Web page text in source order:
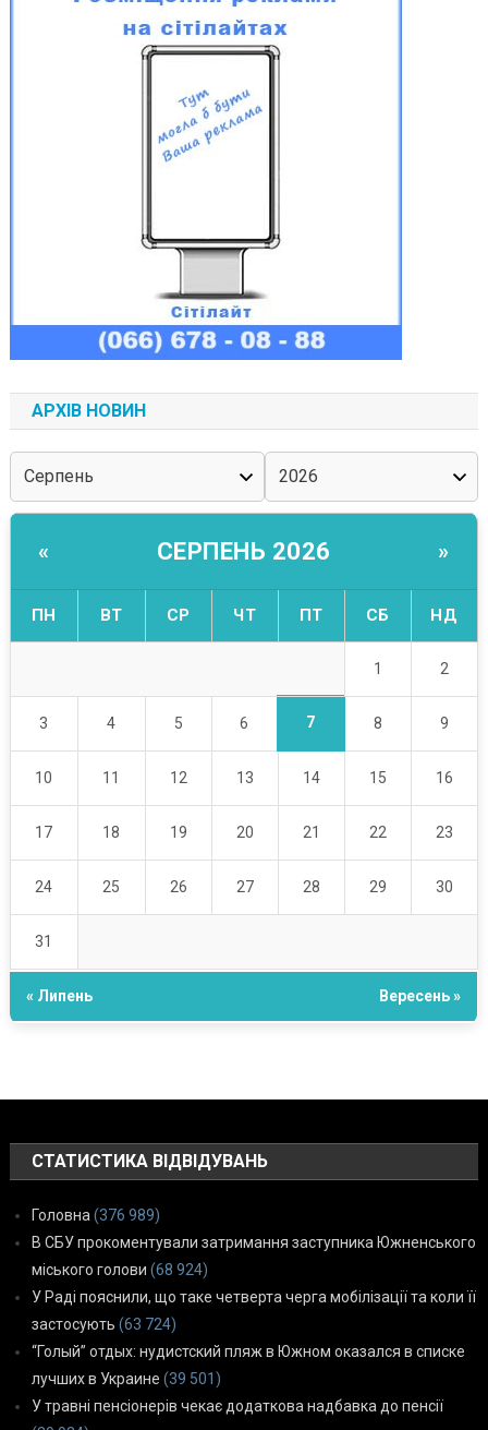
АРХІВ НОВИН
« СЕРПЕНЬ 2026 »
ПН ВТ СР ЧТ ПТ СБ НД
1 2
3 4 5 6 7 8 9
10 11 12 13 14 15 16
17 18 19 20 21 22 23
24 25 26 27 28 29 30
31
« Липень Вересень »
СТАТИСТИКА ВІДВІДУВАНЬ
Головна (376 989)
В СБУ прокоментували затримання заступника Южненського
міського голови (68 924)
У Раді пояснили, що таке четверта черга мобілізації та коли її
застосують (63 724)
“Голый” отдых: нудистский пляж в Южном оказался в списке
лучших в Украине (39 501)
У травні пенсіонерів чекає додаткова надбавка до пенсії